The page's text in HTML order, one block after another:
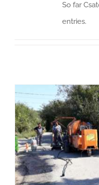
So far
entries.